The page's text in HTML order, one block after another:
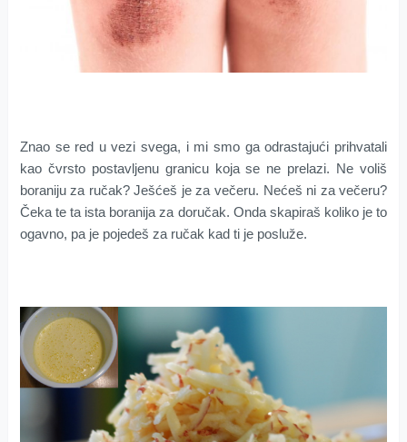
Znao se red u vezi svega, i mi smo ga odrastajući prihvatali
kao čvrsto postavljenu granicu koja se ne prelazi. Ne voliš
boraniju za ručak? Ješćeš je za večeru. Nećeš ni za večeru?
Čeka te ta ista boranija za doručak. Onda skapiraš koliko je to
ogavno, pa je pojedeš za ručak kad ti je posluže.